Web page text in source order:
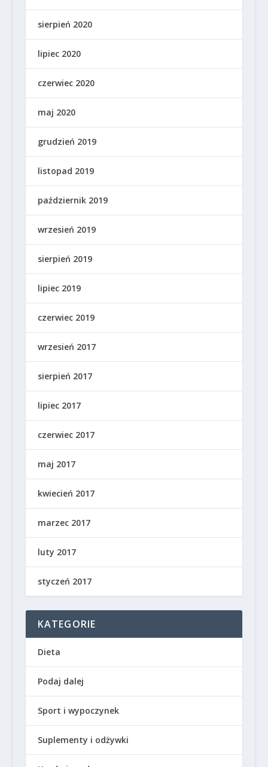
sierpień 2020
lipiec 2020
czerwiec 2020
maj 2020
grudzień 2019
listopad 2019
październik 2019
wrzesień 2019
sierpień 2019
lipiec 2019
czerwiec 2019
wrzesień 2017
sierpień 2017
lipiec 2017
czerwiec 2017
maj 2017
kwiecień 2017
marzec 2017
luty 2017
styczeń 2017
KATEGORIE
Dieta
Podaj dalej
Sport i wypoczynek
Suplementy i odżywki